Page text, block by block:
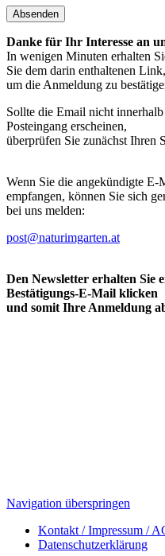
Absenden
Danke für Ihr Interesse an
In wenigen Minuten erhalten
Sie dem darin enthaltenen Link,
um die Anmeldung zu
Sollte die Email nicht
Posteingang erscheinen,
überprüfen Sie zunächst Ihren
Wenn Sie die angekündigte
empfangen, können Sie sich
bei uns melden:
post@naturimgarten.at
Den Newsletter erhalten Sie
Bestätigungs-E-Mail klicken
und somit Ihre Anmeldung
Navigation überspringen
Kontakt / Impressum /
Datenschutzerklärung